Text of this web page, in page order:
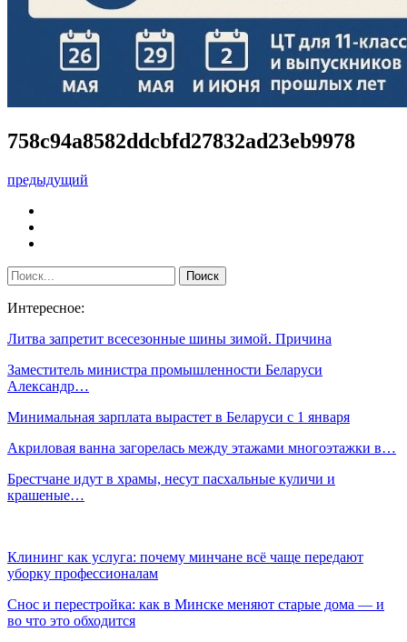
758c94a8582ddcbfd27832ad23eb9978
предыдущий
Интересное:
Литва запретит всесезонные шины зимой. Причина
Заместитель министра промышленности Беларуси
Александр…
Минимальная зарплата вырастет в Беларуси с 1 января
Акриловая ванна загорелась между этажами многоэтажки в…
Брестчане идут в храмы, несут пасхальные куличи и
крашеные…
Клининг как услуга: почему минчане всё чаще передают
уборку профессионалам
Снос и перестройка: как в Минске меняют старые дома — и
во что это обходится